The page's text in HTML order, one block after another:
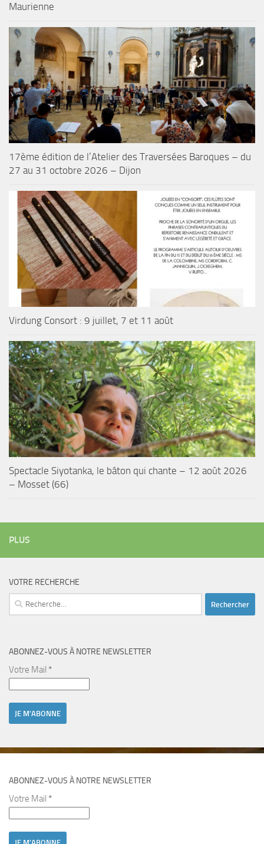
Maurienne
17ème édition de l’Atelier des Traversées Baroques – du
27 au 31 octobre 2026 – Dijon
Virdung Consort : 9 juillet, 7 et 11 août
Spectacle Siyotanka, le bâton qui chante – 12 août 2026
– Mosset (66)
PLUS
VOTRE RECHERCHE
Rechercher :
ABONNEZ-VOUS À NOTRE NEWSLETTER
Votre Mail *
ABONNEZ-VOUS À NOTRE NEWSLETTER
Votre Mail *